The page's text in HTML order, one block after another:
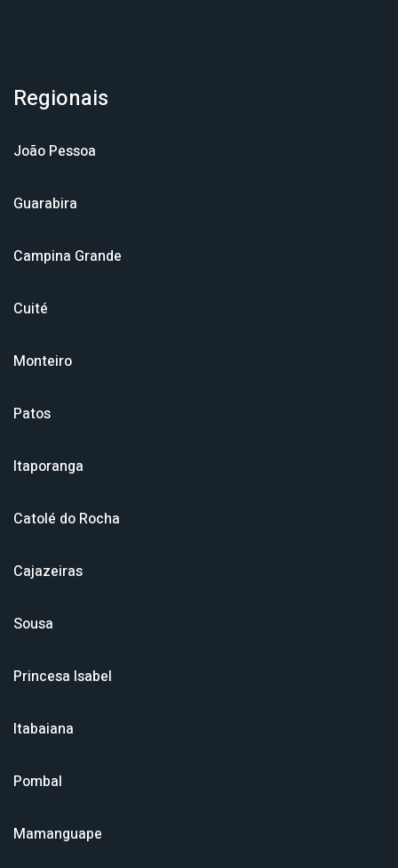
Regionais
João Pessoa
Guarabira
Campina Grande
Cuité
Monteiro
Patos
Itaporanga
Catolé do Rocha
Cajazeiras
Sousa
Princesa Isabel
Itabaiana
Pombal
Mamanguape